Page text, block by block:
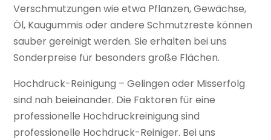
Verschmutzungen wie etwa Pflanzen, Gewächse,
Öl, Kaugummis oder andere Schmutzreste können
sauber gereinigt werden. Sie erhalten bei uns
Sonderpreise für besonders große Flächen.
Hochdruck-Reinigung – Gelingen oder Misserfolg
sind nah beieinander. Die Faktoren für eine
professionelle Hochdruckreinigung sind
professionelle Hochdruck-Reiniger. Bei uns